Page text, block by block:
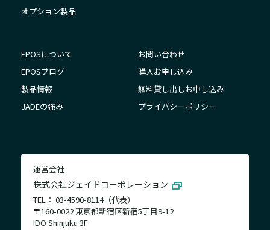
オプション製品
EPOSについて
EPOSブログ
製品情報
JADEの強み
お問い合わせ
購入お申し込み
無料貸し出しお申し込み
プライバシーポリシー
運営会社
株式会社ジェイドコーポレーション
TEL： 03-4590-8114（代表）
〒160-0022 東京都新宿区新宿5丁目9-12
IDO Shinjuku 3F